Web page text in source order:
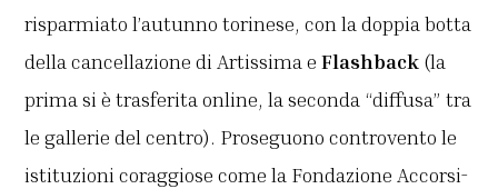
risparmiato l’autunno torinese, con la doppia botta
della cancellazione di Artissima eFlashback (la
prima si è trasferita online, la seconda “diffusa” tra
le gallerie del centro). Proseguono controvento le
istituzioni coraggiose come la Fondazione Accorsi-